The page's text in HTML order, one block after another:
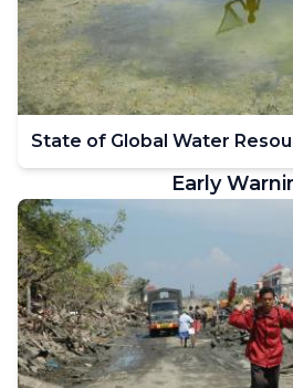
State of Global Water
Early